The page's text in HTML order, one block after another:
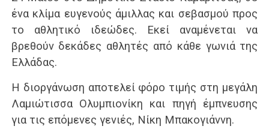
ένα κλίμα ευγενούς άμιλλας και σεβασμού προς
το αθλητικό ιδεώδες. Εκεί αναμένεται να
βρεθούν δεκάδες αθλητές από κάθε γωνιά της
Ελλάδας.
Η διοργάνωση αποτελεί φόρο τιμής στη μεγάλη
Λαμιώτισσα Ολυμπιονίκη και πηγή έμπνευσης
για τις επόμενες γενιές, Νίκη Μπακογιάννη.